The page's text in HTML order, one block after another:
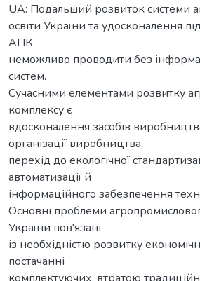
UA: Подальший розвиток системи
освіти України та удосконалення
АПК
неможливо проводити без
систем.
Сучасними елементами розвитку
комплексу є
вдосконалення засобів
організації виробництва,
перехід до екологічної
автоматизації й
інформаційного забезпечення
Основні проблеми
України пов'язані
із необхідністю розвитку
постачанні